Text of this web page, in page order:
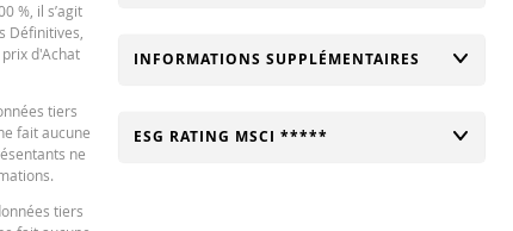
%, il s’agit
Définitives,
d'Achat
tiers
fait aucune
ne
tiers
CHANGER
INFORMATIONS SUPPLÉMENTAIRES
CHANGER
ESG RATING MSCI *****